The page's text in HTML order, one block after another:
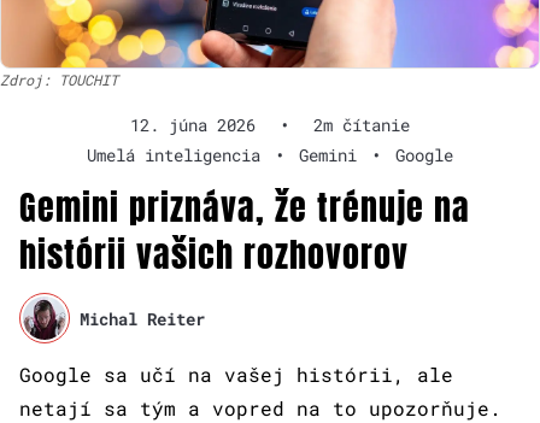
Zdroj: TOUCHIT
12. júna 2026 •
2m čítanie
Umelá inteligencia
• Gemini • Google
Gemini priznáva, že trénuje na
histórii vašich rozhovorov
Michal Reiter
Google sa učí na vašej histórii, ale
netají sa tým a vopred na to upozorňuje.